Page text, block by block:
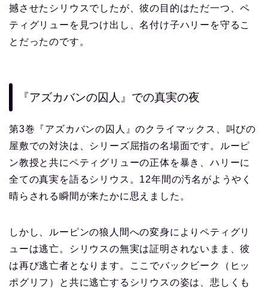
撼させたシリウスでしたが、彼の目的はただ一つ、ペ
ティグリューを見つけ出し、名付け子ハリーを守るこ
とだったのです。
『アズカバンの囚人』での真実の夜
第3巻『アズカバンの囚人』のクライマックス、叫びの
屋敷での対決は、シリーズ屈指の名場面です。ルーピ
ン教授と共にペティグリューの正体を暴き、ハリーに
全ての真実を語るシリウス。12年間の汚名がようやく
晴らされる瞬間が来たかに思えました。
しかし、ルーピンの狼人間への変身によりペティグリ
ューは逃亡。シリウスの無実は証明されないまま、彼
は再び逃亡者となります。ここでバックビーク（ヒッ
ポグリフ）と共に逃亡するシリウスの姿は、悲しくも